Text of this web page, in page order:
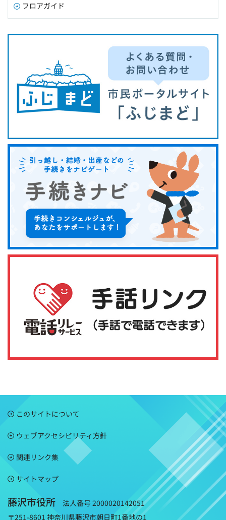
フロアガイド
このサイトについて
ウェブアクセシビリティ方針
関連リンク集
サイトマップ
藤沢市役所
法人番号 2000020142051
〒251-8601 神奈川県藤沢市朝日町1番地の1